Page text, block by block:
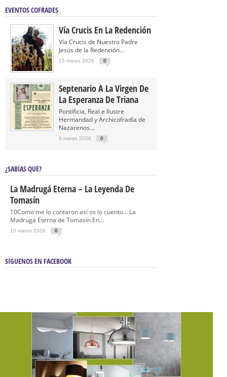
EVENTOS COFRADES
Vía Crucis En La Redención
Vía Crucis de Nuestro Padre
Jesús de la Redención...
15 marzo 2026 0
Septenario A La Virgen De
La Esperanza De Triana
Pontificia, Real e Ilustre
Hermandad y Archicofradía de
Nazarenos...
8 marzo 2026 0
¿SABÍAS QUÉ?
La Madrugá Eterna – La Leyenda De
Tomasín
10Como me lo contaron así os lo cuento… La
Madrugá Eterna de Tomasín En...
10 marzo 2026 0
SÍGUENOS EN FACEBOOK